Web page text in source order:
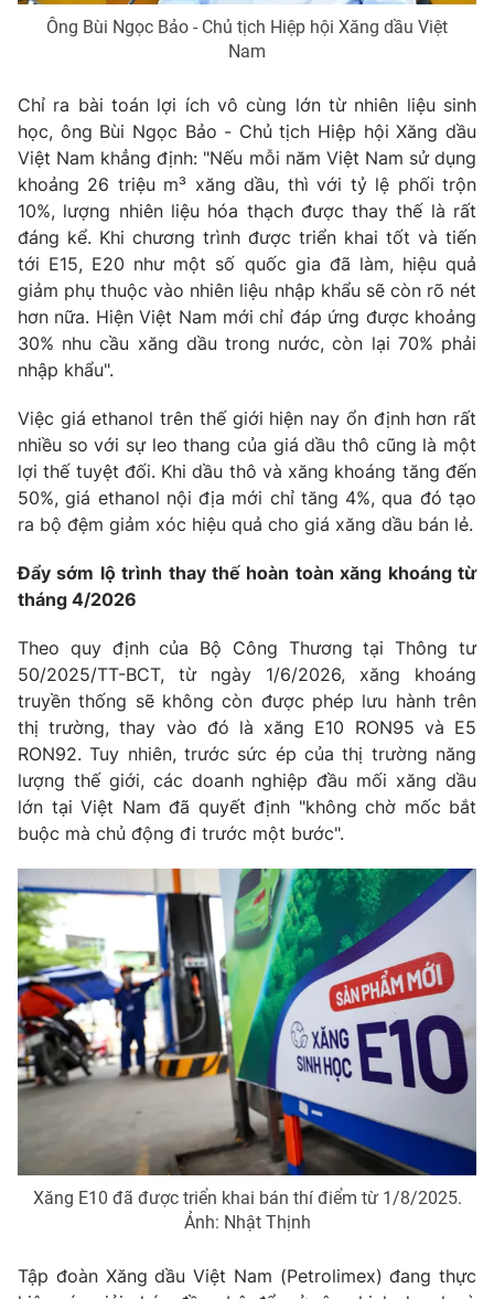
VTV Sức khoẻ Bất động sản
Thị trường 24h Tấm lòng Việt
VTV4 Vươn mình bằng AI
VTV9 VTV8
Liên hệ tòa soạn English
THỜI BÁO VTV
Theo dõi báo trên
Cơ quan báo chí:Thời báo VTV
Giấy phép hoạt động báo in và báo điện tử số 483/GP-BTTTT
Tổng Biên tập:Vũ Thanh Thủy
Phó Tổng Biên tập: Nguyễn Thị Mỹ Hạnh, Phạm Quốc Thắng,
Nguyễn Trọng Ninh
Tổng đài VTV:
024.38 355 931 - 024.38 355 932
Ðiện thoại Thời báo VTV:024.66 897 897
Email:toasoan@vtv.vn
Liên hệ quảng cáo:024-7300.7108
® Cấm sao chép dưới mọi hình thức nếu không có sự chấp
thuận bằng văn bản. Ghi rõ nguồn VTV.vn khi phát hành lại
thông tin từ website này.
Ông Bùi Ngọc Bảo - Chủ tịch Hiệp hội Xăng dầu Việt
Nam
Chỉ ra bài toán lợi ích vô cùng lớn từ nhiên liệu sinh
học, ông Bùi Ngọc Bảo - Chủ tịch Hiệp hội Xăng dầu
Việt Nam khẳng định: "Nếu mỗi năm Việt Nam sử dụng
khoảng 26 triệu m³ xăng dầu, thì với tỷ lệ phối trộn
10%, lượng nhiên liệu hóa thạch được thay thế là rất
đáng kể. Khi chương trình được triển khai tốt và tiến
tới E15, E20 như một số quốc gia đã làm, hiệu quả
giảm phụ thuộc vào nhiên liệu nhập khẩu sẽ còn rõ nét
hơn nữa. Hiện Việt Nam mới chỉ đáp ứng được khoảng
30% nhu cầu xăng dầu trong nước, còn lại 70% phải
nhập khẩu".
Việc giá ethanol trên thế giới hiện nay ổn định hơn rất
nhiều so với sự leo thang của giá dầu thô cũng là một
lợi thế tuyệt đối. Khi dầu thô và xăng khoáng tăng đến
50%, giá ethanol nội địa mới chỉ tăng 4%, qua đó tạo
ra bộ đệm giảm xóc hiệu quả cho giá xăng dầu bán lẻ.
Đẩy sớm lộ trình thay thế hoàn toàn xăng khoáng từ
tháng 4/2026
Theo quy định của Bộ Công Thương tại Thông tư
50/2025/TT-BCT, từ ngày 1/6/2026, xăng khoáng
truyền thống sẽ không còn được phép lưu hành trên
thị trường, thay vào đó là xăng E10 RON95 và E5
RON92. Tuy nhiên, trước sức ép của thị trường năng
lượng thế giới, các doanh nghiệp đầu mối xăng dầu
lớn tại Việt Nam đã quyết định "không chờ mốc bắt
buộc mà chủ động đi trước một bước".
Xăng E10 đã được triển khai bán thí điểm từ 1/8/2025.
Ảnh: Nhật Thịnh
Tập đoàn Xăng dầu Việt Nam (Petrolimex) đang thực